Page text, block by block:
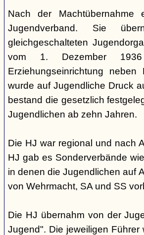
Nach der
Jugendverband. Sie
gleichgeschalteten
vom 1. Dezember
Erziehungseinrichtung
wurde auf Jugendliche Druck
bestand die gesetzlich
Jugendlichen ab zehn Jahren.
Die HJ war regional und nach
HJ gab es Sonderverbände
in denen die Jugendlichen auf
von Wehrmacht, SA und SS
Die HJ übernahm von der
Jugend". Die jeweiligen